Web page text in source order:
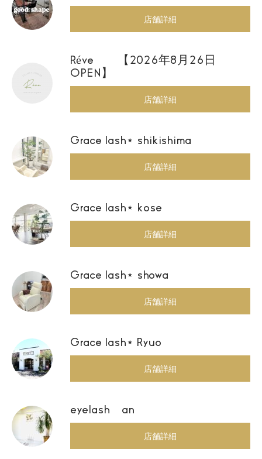
店舗詳細
Réve 【2026年8月26日
OPEN】
店舗詳細
Grace lash⋆ shikishima
店舗詳細
Grace lash⋆ kose
店舗詳細
Grace lash⋆ showa
店舗詳細
Grace lash⋆ Ryuo
店舗詳細
eyelash an
店舗詳細